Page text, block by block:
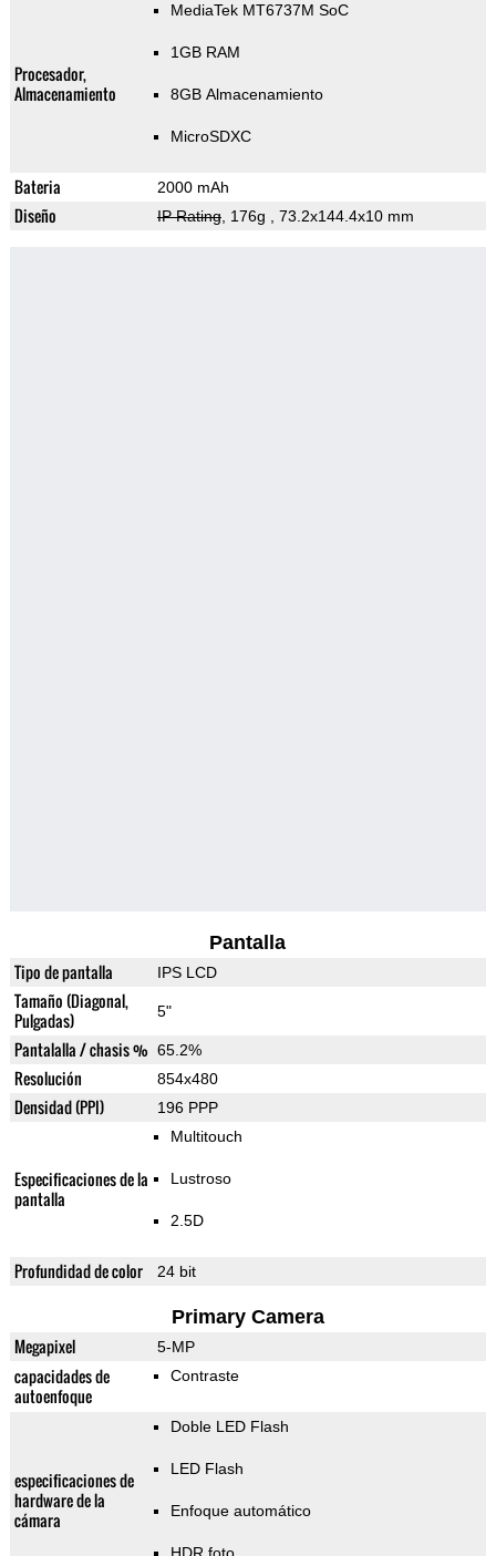
Procesador,
Almacenamiento
MediaTek MT6737M SoC
1GB RAM
8GB Almacenamiento
MicroSDXC
Bateria 2000 mAh
Diseño IP Rating, 176g , 73.2x144.4x10 mm
Pantalla
Tipo de pantalla IPS LCD
Tamaño (Diagonal,
Pulgadas)
5"
Pantalalla / chasis % 65.2%
Resolución 854x480
Densidad (PPI) 196 PPP
Especificaciones de la
pantalla
Multitouch
Lustroso
2.5D
Profundidad de color 24 bit
Primary Camera
Megapixel 5-MP
capacidades de
autoenfoque
Contraste
especificaciones de
hardware de la
cámara
Doble LED Flash
LED Flash
Enfoque automático